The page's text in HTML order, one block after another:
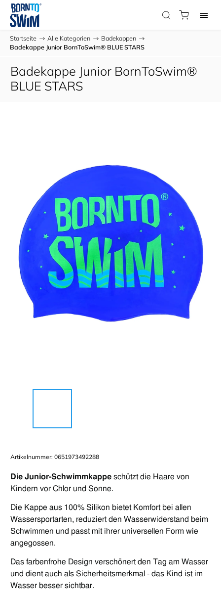
Startseite / Alle Kategorien / Badekappen /
Badekappe Junior BornToSwim® BLUE STARS
Badekappe Junior BornToSwim®
BLUE STARS
Artikelnummer: 0651973492288
Die Junior-Schwimmkappe schützt die Haare von
Kindern vor Chlor und Sonne.
Die Kappe aus 100% Silikon bietet Komfort bei allen
Wassersportarten, reduziert den Wasserwiderstand beim
Schwimmen und passt mit ihrer universellen Form wie
angegossen.
Das farbenfrohe Design verschönert den Tag am Wasser
und dient auch als Sicherheitsmerkmal - das Kind ist im
Wasser besser sichtbar.